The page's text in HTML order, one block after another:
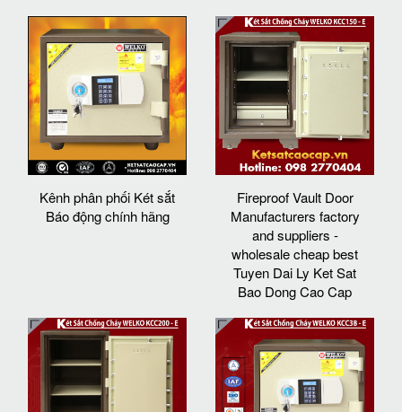
Kênh phân phối Két sắt
Báo động chính hãng
Fireproof Vault Door
Manufacturers factory
and suppliers -
wholesale cheap best
Tuyen Dai Ly Ket Sat
Bao Dong Cao Cap